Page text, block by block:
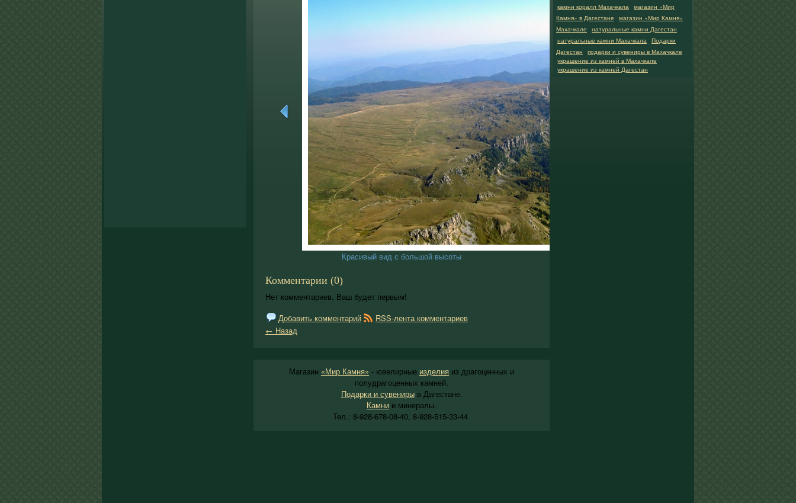
Красивый вид с большой высоты
Комментарии (0)
Нет комментариев. Ваш будет первым!
Добавить комментарий
RSS-лента комментариев
← Назад
Магазин «Мир Камня» - ювелирные изделия из драгоценных и
полудрагоценных камней.
Подарки и сувенирыв Дагестане.
Камни и минералы.
Тел.: 8-928-678-08-40, 8-928-515-33-44
камни коралл Махачкала магазин «Мир
Камня» в Дагестане
магазин «Мир Камня»
Махачкале
натуральные камни Дагестан
натуральные камни Махачкала Подарки
Дагестан
подарки и сувениры в Махачкале
украшение из камней в Махачкале
украшение из камней Дагестан